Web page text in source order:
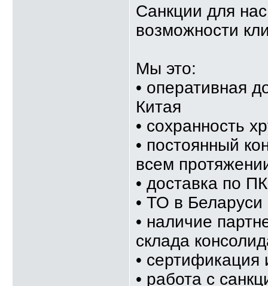
Санкции для
возможности
Мы это:
• оперативная
Китая
• сохранность
• постоянный
всем
• доставка по
• ТО в
• наличие
склада
• сертификация
• работа с